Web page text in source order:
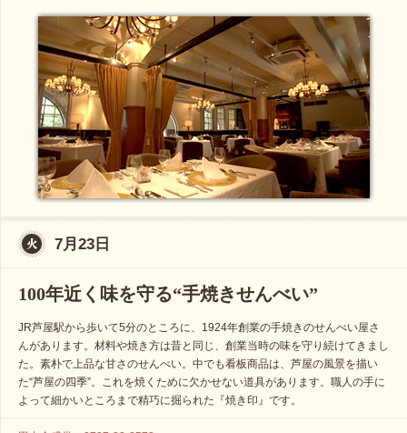
7月23日
100年近く味を守る“手焼きせんべい”
JR芦屋駅から歩いて5分のところに、1924年創業の手焼きのせんべい屋さ
んがあります。材料や焼き方は昔と同じ、創業当時の味を守り続けてきまし
た。素朴で上品な甘さのせんべい。中でも看板商品は、芦屋の風景を描い
た“芦屋の四季”。これを焼くために欠かせない道具があります。職人の手に
よって細かいところまで精巧に掘られた『焼き印』です。